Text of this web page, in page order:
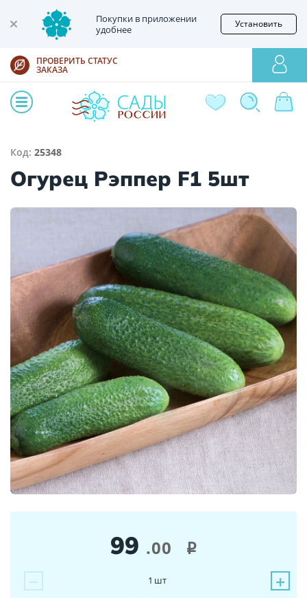
Покупки в приложении
удобнее
Установить
ПРОВЕРИТЬ СТАТУС
ЗАКАЗА
Код: 25348
Огурец Рэппер F1 5шт
99 .00 i
− +
1 шт